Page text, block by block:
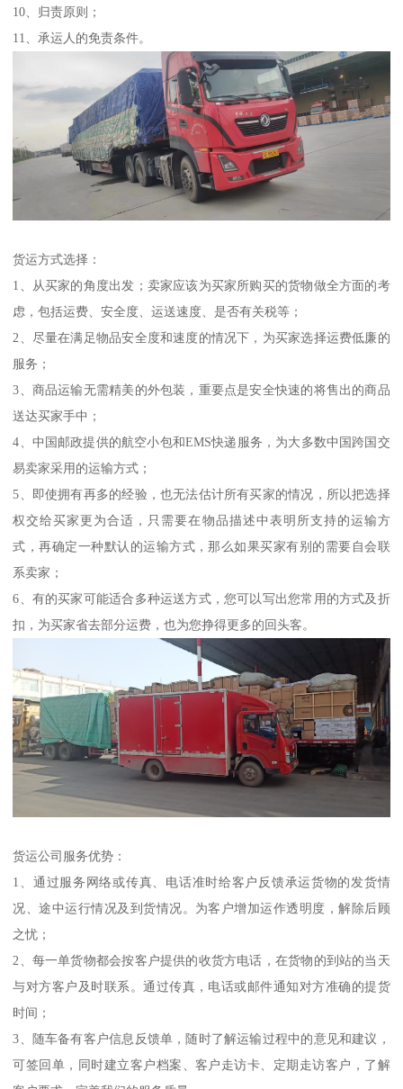
10、归责原则；
11、承运人的免责条件。
货运方式选择：
1、从买家的角度出发；卖家应该为买家所购买的货物做全方面的考
虑，包括运费、安全度、运送速度、是否有关税等；
2、尽量在满足物品安全度和速度的情况下，为买家选择运费低廉的
服务；
3、商品运输无需精美的外包装，重要点是安全快速的将售出的商品
送达买家手中；
4、中国邮政提供的航空小包和EMS快递服务，为大多数中国跨国交
易卖家采用的运输方式；
5、即使拥有再多的经验，也无法估计所有买家的情况，所以把选择
权交给买家更为合适，只需要在物品描述中表明所支持的运输方
式，再确定一种默认的运输方式，那么如果买家有别的需要自会联
系卖家；
6、有的买家可能适合多种运送方式，您可以写出您常用的方式及折
扣，为买家省去部分运费，也为您挣得更多的回头客。
货运公司服务优势：
1、通过服务网络或传真、电话准时给客户反馈承运货物的发货情
况、途中运行情况及到货情况。为客户增加运作透明度，解除后顾
之忧；
2、每一单货物都会按客户提供的收货方电话，在货物的到站的当天
与对方客户及时联系。通过传真，电话或邮件通知对方准确的提货
时间；
3、随车备有客户信息反馈单，随时了解运输过程中的意见和建议，
可签回单，同时建立客户档案、客户走访卡、定期走访客户，了解